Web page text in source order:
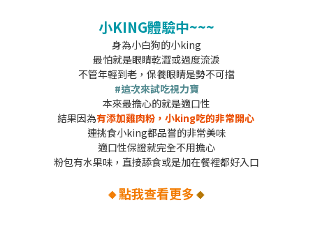
小KING體驗中~~~
身為小白狗的小king
最怕就是眼睛乾澀或過度流淚
不管年輕到老，保養眼睛是勢不可擋
#這次來試吃視力寶
本來最擔心的就是適口性
結果因為有添加雞肉粉，小king吃的非常開心
連挑食小king都品嘗的非常美味
適口性保證就完全不用擔心
粉包有水果味，直接舔食或是加在餐裡都好入口
🔸點我查看更多🔸